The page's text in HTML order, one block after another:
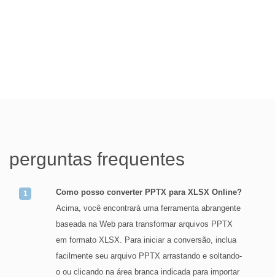
perguntas frequentes
Como posso converter PPTX para XLSX Online?
Acima, você encontrará uma ferramenta abrangente
baseada na Web para transformar arquivos PPTX
em formato XLSX. Para iniciar a conversão, inclua
facilmente seu arquivo PPTX arrastando e soltando-
o ou clicando na área branca indicada para importar